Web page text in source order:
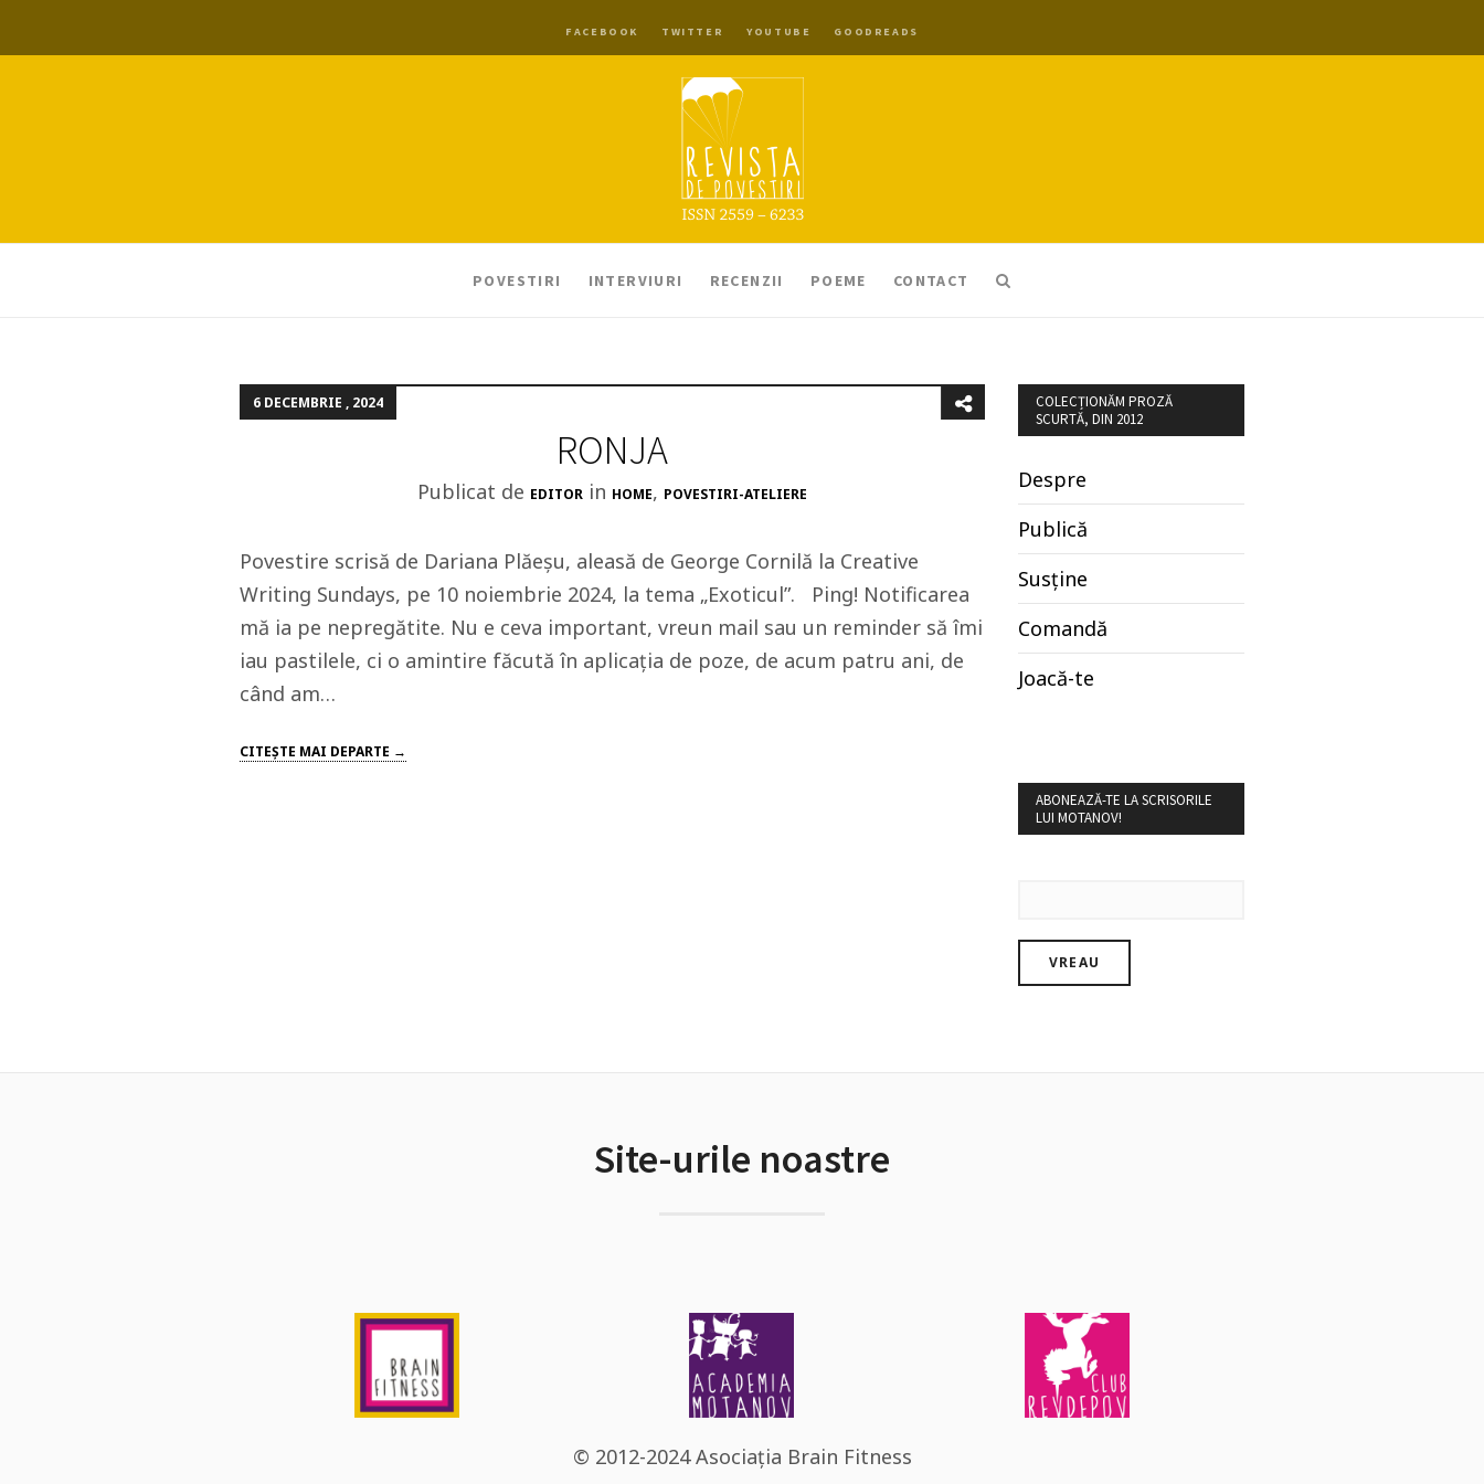
FACEBOOK TWITTER YOUTUBE GOODREADS
POVESTIRI INTERVIURI RECENZII POEME CONTACT
6 DECEMBRIE , 2024
RONJA
Publicat de EDITOR in HOME, POVESTIRI-ATELIERE
Povestire scrisă de Dariana Plăeșu, aleasă de George Cornilă la Creative
Writing Sundays, pe 10 noiembrie 2024, la tema „Exoticul”. Ping! Notificarea
mă ia pe nepregătite. Nu e ceva important, vreun mail sau un reminder să îmi
iau pastilele, ci o amintire făcută în aplicația de poze, de acum patru ani, de
când am…
CITEŞTE MAI DEPARTE →
COLECȚIONĂM PROZĂ
SCURTĂ, DIN 2012
Despre
Publică
Susține
Comandă
Joacă-te
ABONEAZĂ-TE LA SCRISORILE
LUI MOTANOV!
Site-urile noastre
© 2012-2024 Asociația Brain Fitness